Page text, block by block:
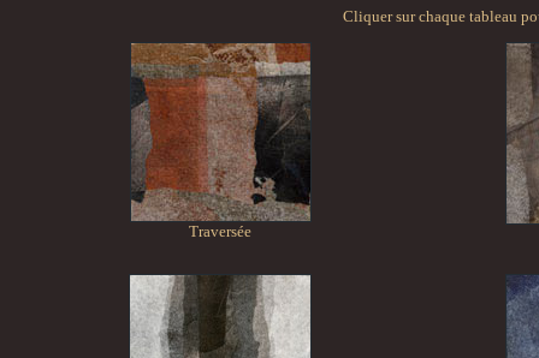
Cliquer sur chaque tableau
Traversée